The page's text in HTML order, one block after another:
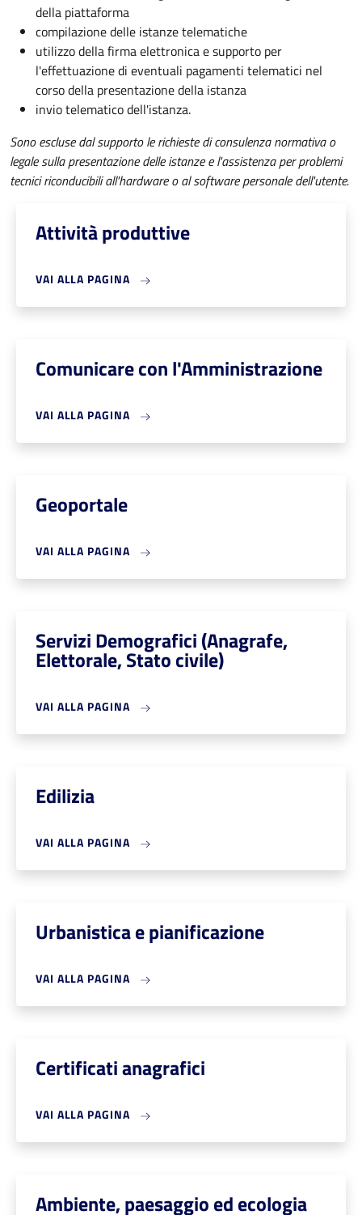
della piattaforma
compilazione delle istanze telematiche
utilizzo della firma elettronica e supporto per
l'effettuazione di eventuali pagamenti telematici nel
corso della presentazione della istanza
invio telematico dell'istanza.
Sono escluse dal supporto le richieste di consulenza normativa o
legale sulla presentazione delle istanze e l'assistenza per problemi
tecnici riconducibili all'hardware o al software personale dell'utente.
Attività produttive
VAI ALLA PAGINA
Comunicare con l'Amministrazione
VAI ALLA PAGINA
Geoportale
VAI ALLA PAGINA
Servizi Demografici (Anagrafe,
Elettorale, Stato civile)
VAI ALLA PAGINA
Edilizia
VAI ALLA PAGINA
Urbanistica e pianificazione
VAI ALLA PAGINA
Certificati anagrafici
VAI ALLA PAGINA
Ambiente, paesaggio ed ecologia